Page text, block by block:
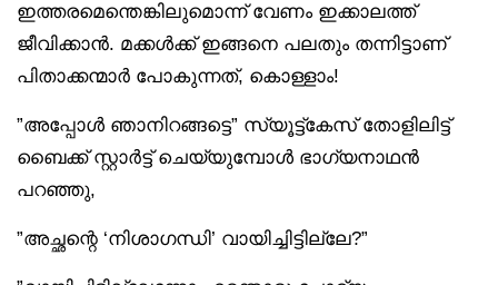
ഇത്തരമെന്തെങ്കിലുമൊന്ന് വേണം ഇക്കാലത്ത്
ജീവിക്കാൻ. മക്കൾക്ക് ഇങ്ങനെ പലതും തന്നിട്ടാണ്
പിതാക്കന്മാർ പോകുന്നത്, കൊള്ളാം!
”അപ്പോൾ ഞാനിറങ്ങട്ടെ” സ്യൂട്ട്‌കേസ് തോളിലിട്ട്
ബൈക്ക് സ്റ്റാർട്ട് ചെയ്യുമ്പോൾ ഭാഗ്യനാഥൻ
പറഞ്ഞു,
”അച്ഛന്റെ ‘നിശാഗന്ധി’ വായിച്ചിട്ടില്ലേ?”